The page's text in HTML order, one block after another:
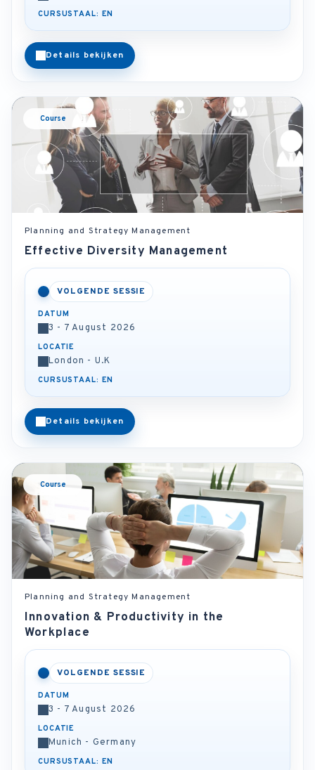
CURSUSTAAL: EN
Details bekijken
Course
Planning and Strategy Management
Effective Diversity Management
VOLGENDE SESSIE
DATUM
3 - 7 August 2026
LOCATIE
London - U.K
CURSUSTAAL: EN
Details bekijken
Course
Planning and Strategy Management
Innovation & Productivity in the
Workplace
VOLGENDE SESSIE
DATUM
3 - 7 August 2026
LOCATIE
Munich - Germany
CURSUSTAAL: EN